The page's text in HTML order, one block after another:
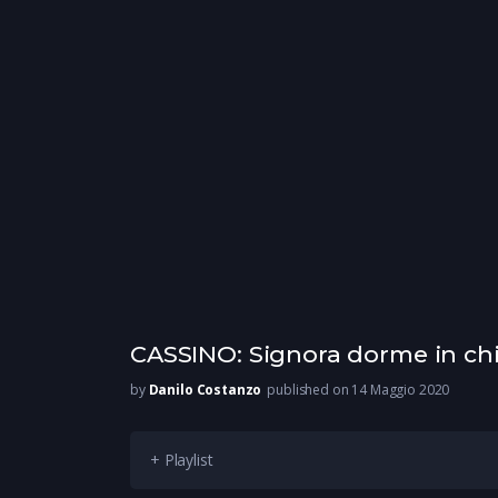
CASSINO: Signora dorme in
by Danilo Costanzo published on 14 Maggio 2020
+ Playlist